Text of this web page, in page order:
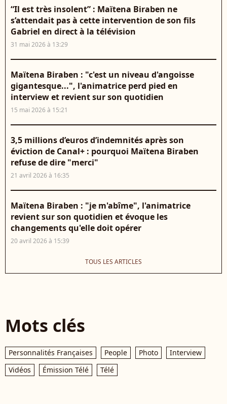
“Il est très insolent” : Maïtena Biraben ne
s’attendait pas à cette intervention de son fils
Gabriel en direct à la télévision
31 mai 2026 à 13:29
Maïtena Biraben : "c'est un niveau d'angoisse
gigantesque...", l'animatrice perd pied en
interview et revient sur son quotidien
15 mai 2026 à 15:21
3,5 millions d’euros d’indemnités après son
éviction de Canal+ : pourquoi Maïtena Biraben
refuse de dire "merci"
21 avril 2026 à 16:35
Maïtena Biraben : "je m'abîme", l'animatrice
revient sur son quotidien et évoque les
changements qu'elle doit opérer
20 avril 2026 à 15:39
TOUS LES ARTICLES
Mots clés
Personnalités Françaises People Photo
Interview
Vidéos
Émission Télé Télé